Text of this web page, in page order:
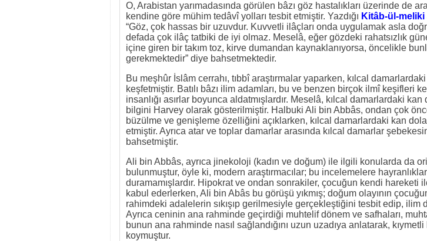
O, Arabistan yarımadasında görülen bâzı göz hastalıkları üzerinde de
kendine göre mühim tedâvî yolları tesbit etmiştir. Yazdığı Kitâb-ül-meliki
“Göz, çok hassas bir uzuvdur. Kuvvetli ilâçları onda uygulamak asla
defada çok ilâç tatbiki de iyi olmaz. Meselâ, eğer gözdeki rahatsızlık
içine giren bir takım toz, kirve dumandan kaynaklanıyorsa, öncelikle
gerekmektedir” diye bahsetmektedir.
Bu meşhûr İslâm cerrahı, tıbbî araştırmalar yaparken, kılcal damarlardaki
keşfetmiştir. Batılı bâzı ilim adamları, bu ve benzen birçok ilmî keşifleri
insanlığı asırlar boyunca aldatmışlardır. Meselâ, kılcal damarlardaki kan
bilgini Harvey olarak gösterilmiştir. Halbuki Ali bin Abbâs, ondan çok
büzülme ve genişleme özelliğini açıklarken, kılcal damarlardaki kan
etmiştir. Ayrıca atar ve toplar damarlar arasında kılcal damarlar
bahsetmiştir.
Ali bin Abbâs, ayrıca jinekoloji (kadın ve doğum) ile ilgili konularda da
bulunmuştur, öyle ki, modern araştırmacılar; bu incelemelere
duramamışlardır. Hipokrat ve ondan sonrakiler, çocuğun kendi hareketi
kabul ederlerken, Ali bin Abâs bu görüşü yıkmış; doğum olayının
rahimdeki adalelerin sıkışıp gerilmesiyle gerçekleştiğini tesbit edip, ilim
Ayrıca ceninin ana rahminde geçirdiği muhtelif dönem ve safhaları,
bunun ana rahminde nasıl sağlandığını uzun uzadıya anlatarak,
koymuştur.